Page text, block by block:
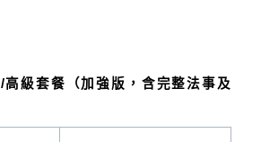
級套餐（加強版，含完整法事及